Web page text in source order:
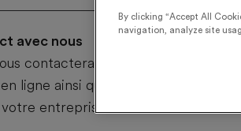
avec nous
contactera
ligne ainsi qu’une analyse complete
entreprise.
By clicking “Accept All
navigation, analyze site